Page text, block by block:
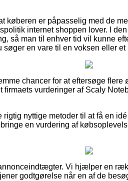
køberen er påpasselig med de
internet shoppen lover. I
så man til enhver tid vil kunne
søger en vare til en voksen eller et
chancer for at eftersøge
firmaets vurderinger af Scaly
nyttige metoder til at få en
en vurdering af
Vi hjælper en
godtgørelse når en af de